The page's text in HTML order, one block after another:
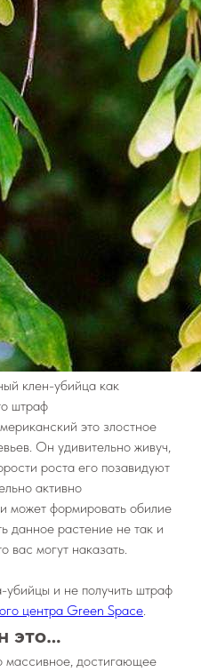
клен-убийца как
штраф
это злостное
Он удивительно живуч,
роста его позавидуют
активно
может формировать обилие
данное растение не так и
вас могут наказать.
убийцы и не получить штраф
центра Green Space.
это…
массивное, достигающее